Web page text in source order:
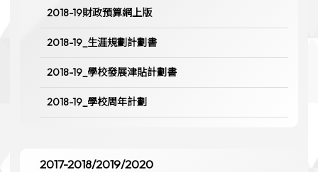
2018-19財政預算網上版
2018-19_生涯規劃計劃書
2018-19_學校發展津貼計劃書
2018-19_學校周年計劃
2017-2018/2019/2020